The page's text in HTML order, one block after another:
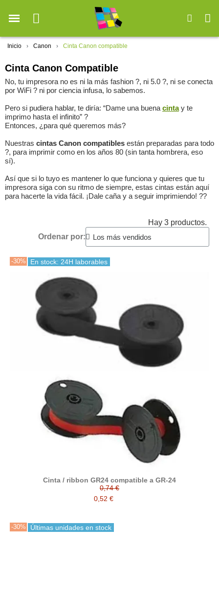
Inicio Canon Cinta Canon compatible
Cinta Canon Compatible
No, tu impresora no es ni la más fashion ?, ni 5.0 ?, ni se conecta
por WiFi ? ni por ciencia infusa, lo sabemos.
Pero si pudiera hablar, te diría: “Dame una buena cintay te
imprimo hasta el infinito” ?
Entonces, ¿para qué queremos más?
Nuestras cintas Canon compatibles están preparadas para todo
?, para imprimir como en los años 80 (sin tanta hombrera, eso
sí).
Así que si lo tuyo es mantener lo que funciona y quieres que tu
impresora siga con su ritmo de siempre, estas cintas están aquí
para hacerte la vida fácil. ¡Dale caña y a seguir imprimiendo! ??️
Hay 3 productos.
Ordenar por:
-30% En stock: 24H laborables
Cinta / ribbon GR24 compatible a GR-24
0,74 €
0,52 €
-30% Últimas unidades en stock